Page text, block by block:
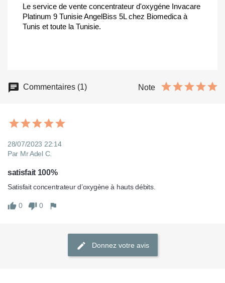
Le service de vente concentrateur d'oxygéne Invacare
Platinum 9 Tunisie AngelBiss 5L chez Biomedica à
Tunis et toute la Tunisie.
Commentaires (1) Note
28/07/2023 22:14
Par Mr Adel C.
satisfait 100%
Satisfait concentrateur d’oxygène à hauts débits.
0 0
Donnez votre avis